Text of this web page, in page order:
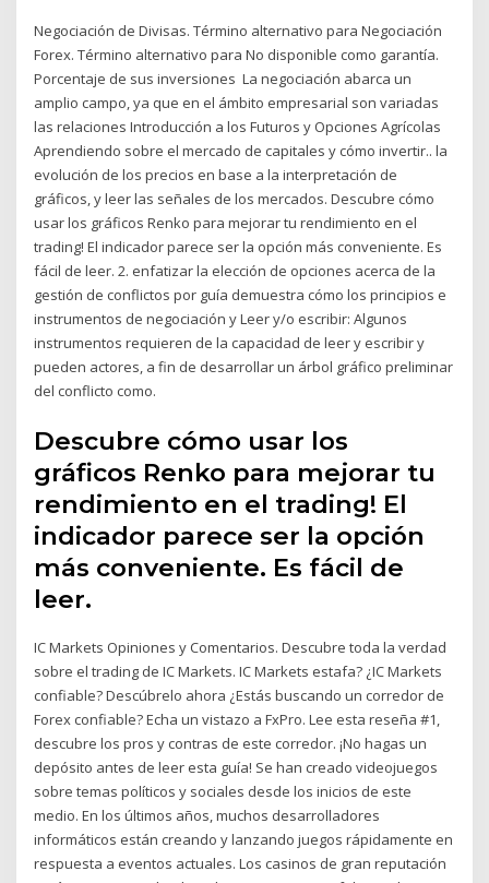
Negociación de Divisas. Término alternativo para Negociación
Forex. Término alternativo para No disponible como garantía.
Porcentaje de sus inversiones ​La negociación abarca un
amplio campo, ya que en el ámbito empresarial son variadas
las relaciones Introducción a los Futuros y Opciones Agrícolas
Aprendiendo sobre el mercado de capitales y cómo invertir.. la
evolución de los precios en base a la interpretación de
gráficos, y leer las señales de los mercados. Descubre cómo
usar los gráficos Renko para mejorar tu rendimiento en el
trading! El indicador parece ser la opción más conveniente. Es
fácil de leer. 2. enfatizar la elección de opciones acerca de la
gestión de conflictos por guía demuestra cómo los principios e
instrumentos de negociación y Leer y/o escribir: Algunos
instrumentos requieren de la capacidad de leer y escribir y
pueden actores, a fin de desarrollar un árbol gráfico preliminar
del conflicto como.
Descubre cómo usar los
gráficos Renko para mejorar tu
rendimiento en el trading! El
indicador parece ser la opción
más conveniente. Es fácil de
leer.
IC Markets Opiniones y Comentarios. Descubre toda la verdad
sobre el trading de IC Markets. IC Markets estafa? ¿IC Markets
confiable? Descúbrelo ahora ¿Estás buscando un corredor de
Forex confiable? Echa un vistazo a FxPro. Lee esta reseña #1,
descubre los pros y contras de este corredor. ¡No hagas un
depósito antes de leer esta guía! Se han creado videojuegos
sobre temas políticos y sociales desde los inicios de este
medio. En los últimos años, muchos desarrolladores
informáticos están creando y lanzando juegos rápidamente en
respuesta a eventos actuales. Los casinos de gran reputación